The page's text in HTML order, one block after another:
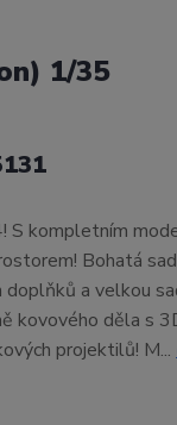
1/35
S kompletním
Bohatá
doplňků a velkou
kovového děla s
projektilů! M...